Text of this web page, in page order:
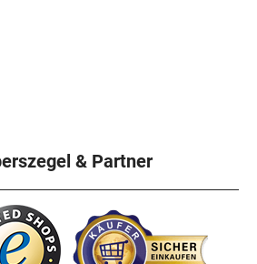
& Partner